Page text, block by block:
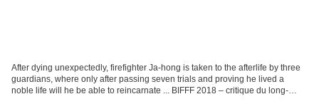
After dying unexpectedly, firefighter Ja-hong is taken to the afterlife by three
guardians, where only after passing seven trials and proving he lived a
noble life will he be able to reincarnate ... BIFFF 2018 – critique du long-